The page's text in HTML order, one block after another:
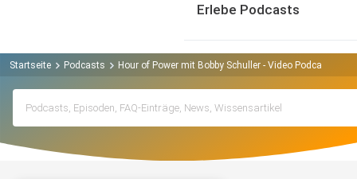
Erlebe Podcasts
Startseite Podcasts Hour of Power mit Bobby Schuller - Video Podcast